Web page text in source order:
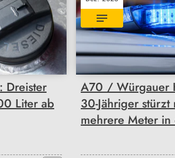
Dreister
Liter ab
A70 / Würgauer
30-Jähriger stürzt
mehrere Meter